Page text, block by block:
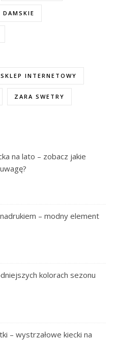
INTERNETOWY
ZARA SWETRY
na lato – zobacz jakie
– modny element
kolorach sezonu
– wystrzałowe kiecki na